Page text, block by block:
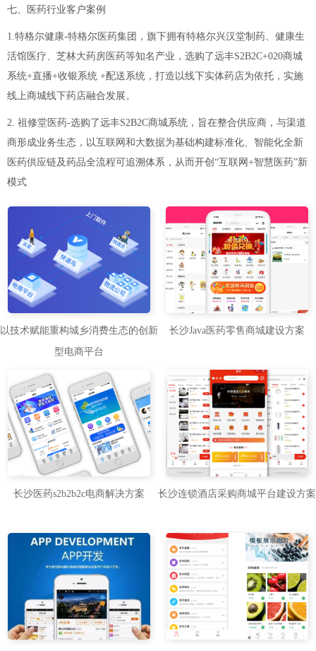
七、医药行业客户案例
1.特格尔健康-特格尔医药集团，旗下拥有特格尔兴汉堂制药、健康生
活馆医疗、芝林大药房医药等知名产业，选购了远丰S2B2C+020商城
系统+直播+收银系统 +配送系统，打造以线下实体药店为依托，实施
线上商城线下药店融合发展。
2. 祖修堂医药-选购了远丰S2B2C商城系统，旨在整合供应商，与渠道
商形成业务生态，以互联网和大数据为基础构建标准化、智能化全新
医药供应链及药品全流程可追溯体系，从而开创“互联网+智慧医药”新
模式
以技术赋能重构城乡消费生态的创新
型电商平台
长沙Java医药零售商城建设方案
长沙医药s2b2b2c电商解决方案 长沙连锁酒店采购商城平台建设方案